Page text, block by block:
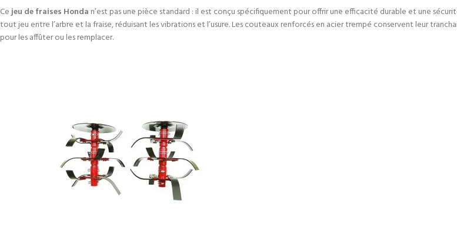
Cejeu de fraises Honda n’est pas une pièce standard : il est conçu spécifiquement pour offrir une efficacité durable et une
tout jeu entre l’arbre et la fraise, réduisant les vibrations et l’usure. Les couteaux renforcés en acier trempé conservent leur
pour les affûter ou les remplacer.